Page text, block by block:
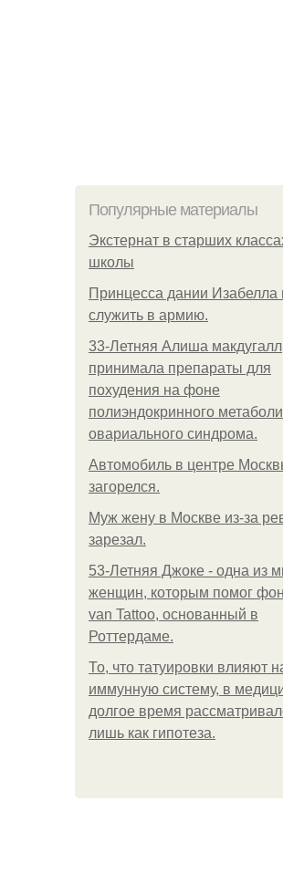
Популярные материалы
Экстернат в старших
школы
Принцесса дании
служить в армию.
33-Летняя Алиша макдугалл
принимала препараты для
похудения на фоне
полиэндокринного
овариального синдрома.
Автомобиль в центре
загорелся.
Mуж жену в Москве из-за
зарезал.
53-Летняя Джоке - одна из
женщин, которым помог
van Tattoo, основанный в
Роттердаме.
То, что татуировки влияют
иммунную систему, в
долгое время
лишь как гипотеза.